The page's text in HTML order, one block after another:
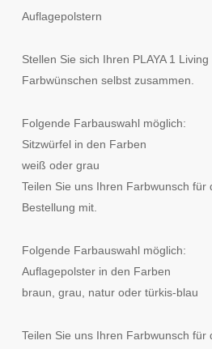
Auflagepolstern
Stellen Sie sich Ihren PLAYA 1
Farbwünschen selbst zusammen.
Folgende Farbauswahl möglich:
Sitzwürfel in den Farben
weiß oder grau
Teilen Sie uns Ihren Farbwunsch für
Bestellung mit.
Folgende Farbauswahl möglich:
Auflagepolster in den Farben
braun, grau, natur oder türkis-blau
Teilen Sie uns Ihren Farbwunsch für